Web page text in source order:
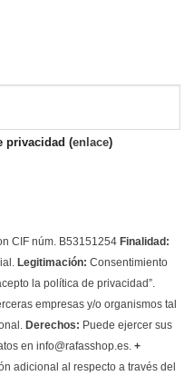
privacidad (enlace)
CIF núm. B53151254 Finalidad:
Legitimación: Consentimiento
la política de privacidad”.
empresas y/o organismos tal
Derechos: Puede ejercer sus
en info@rafasshop.es. +
adicional al respecto a través del